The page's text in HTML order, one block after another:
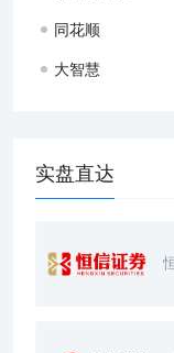
同花顺
大智慧
实盘直达